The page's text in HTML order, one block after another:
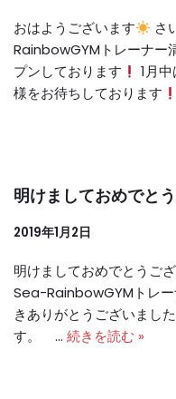
おはようございます
さ
RainbowGYMトレーナー
プンしております
1月
様をお待ちしております
明けましておめでと
2019年1月2日
明けましておめでとうご
Sea-RainbowGYMトレー
きありがとうございまし
す。 … 続きを読む »